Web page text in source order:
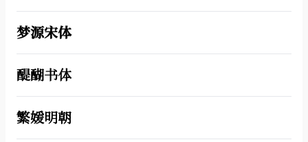
梦源宋体
醍醐书体
繁媛明朝